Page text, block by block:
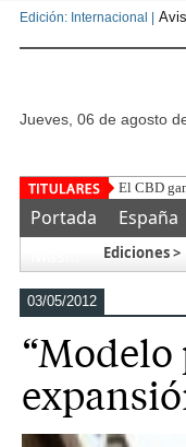
Edición: Internacional |
jueves, 06 de agosto
Tipos de
Portada España
Ediciones >
03/05/2012